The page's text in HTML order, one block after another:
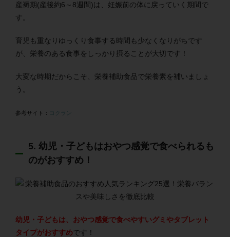
産褥期(産後約6～8週間)は、妊娠前の体に戻っていく期間で
す。
育児も重なりゆっくり食事する時間も少なくなりがちです
が、栄養のある食事をしっかり摂ることが大切です！
大変な時期だからこそ、栄養補助食品で栄養素を補いましょ
う。
参考サイト： コクラン
5. 幼児・子どもはおやつ感覚で食べられるも
のがおすすめ！
幼児・子どもは、おやつ感覚で食べやすいグミやタブレット
タイプがおすすめです！